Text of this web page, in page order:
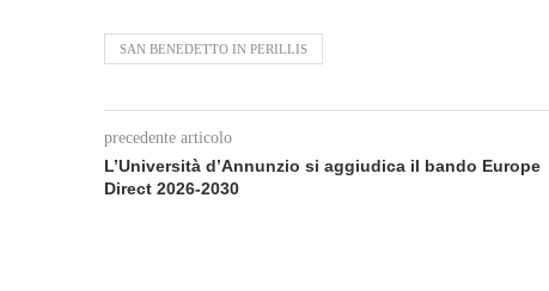
SAN BENEDETTO IN PERILLIS
precedente articolo
L’Università d’Annunzio si aggiudica il bando Europe
Direct 2026‑2030